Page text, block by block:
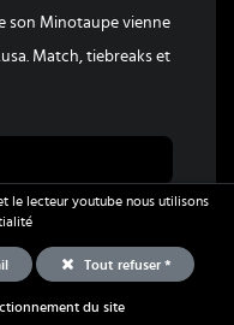
son Minotaupe vienne
Match, tiebreaks et
et remporte cette
dans les Power
Ressources
le lecteur youtube nous utilisons
Tout refuser *
du site